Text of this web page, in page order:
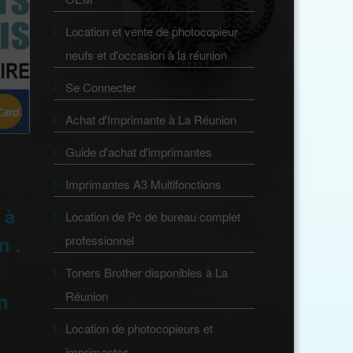
.
Location et vente de photocopieur
neufs et d'occasion à la réunion
Se Connecter
Achat d'Imprimante à La Réunion
Guide d'achat d'imprimantes
Imprimantes A3 Multifonctions
Location de Pc de bureau complet
professionnel
Toners Brother disponibles à La
Réunion
Location de photocopieurs et